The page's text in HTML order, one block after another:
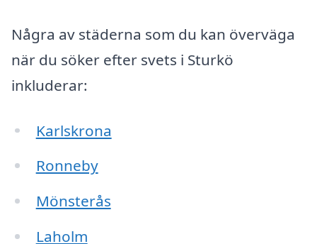
Några av städerna som du kan överväga
när du söker efter svets i Sturkö
inkluderar:
Karlskrona
Ronneby
Mönsterås
Laholm